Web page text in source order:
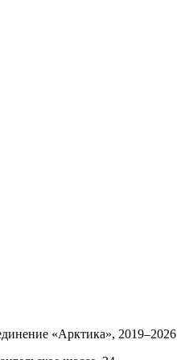
«Арктика», 2019–2026